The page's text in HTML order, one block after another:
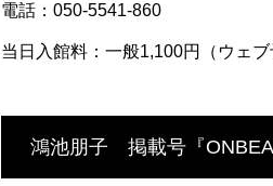
電話：050-5541-860
当日入館料：一般1,100円（ウェ
鴻池朋子 掲載号『